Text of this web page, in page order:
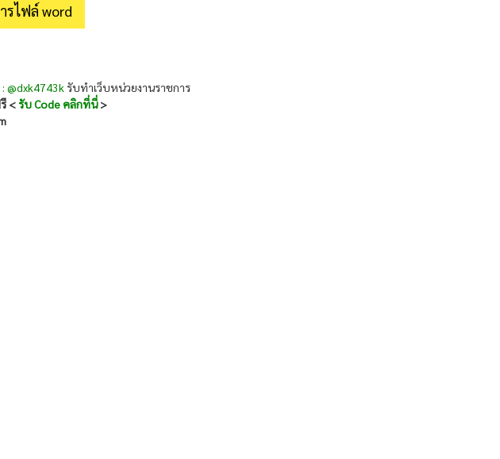
รไฟล์ word
@dxk4743k รับทำเว็บหน่วยงานราชการ
<รับ Code คลิกที่นี่>